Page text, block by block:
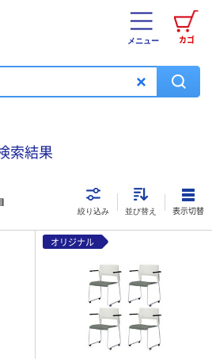
カゴ
メニュー
索結果
絞り込み 並び替え 表示切替
オリジナル